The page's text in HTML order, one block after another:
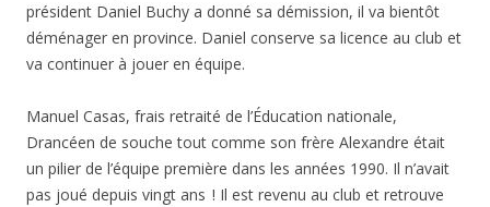
président Daniel Buchy a donné sa démission, il va bientôt
déménager en province. Daniel conserve sa licence au club et
va continuer à jouer en équipe.
Manuel Casas, frais retraité de l’Éducation nationale,
Drancéen de souche tout comme son frère Alexandre était
un pilier de l’équipe première dans les années 1990. Il n’avait
pas joué depuis vingt ans ! Il est revenu au club et retrouve